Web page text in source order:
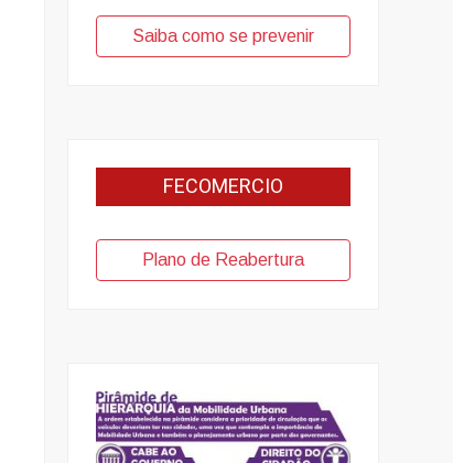
Saiba como se prevenir
FECOMERCIO
Plano de Reabertura